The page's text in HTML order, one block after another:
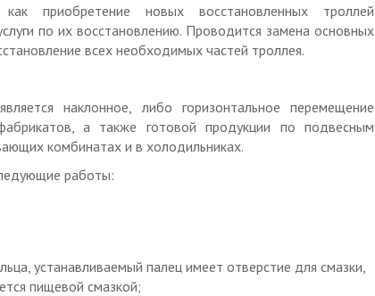
приобретение новых восстановленных троллей
по их восстановлению. Проводится замена основных
всех необходимых частей троллея.
наклонное, либо горизонтальное перемещение
а также готовой продукции по подвесным
комбинатах и в холодильниках.
работы:
устанавливаемый палец имеет отверстие для смазки,
пищевой смазкой;